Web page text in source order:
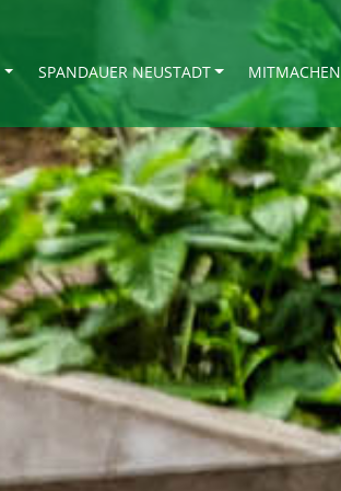
SPANDAUER NEUSTADT MITMACHEN